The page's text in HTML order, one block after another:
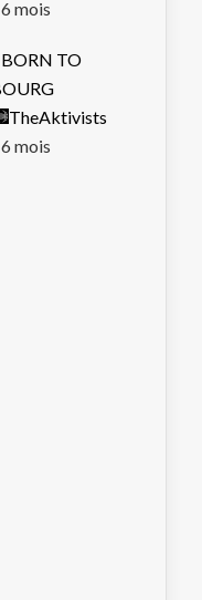
mois
TO
TheAktivists
mois